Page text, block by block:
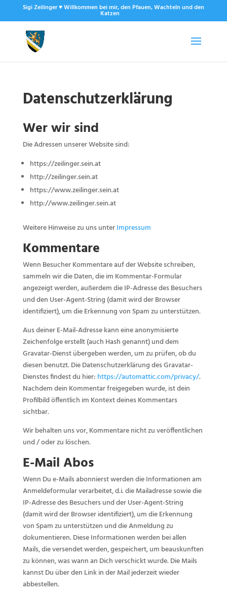
Sigi Zeilinger ♥ Willkommen bei mir, den Pfauen, Wachteln und den
Katzen
Datenschutzerklärung
Wer wir sind
Die Adressen unserer Website sind:
https://zeilinger.sein.at
http://zeilinger.sein.at
https://www.zeilinger.sein.at
http://www.zeilinger.sein.at
Weitere Hinweise zu uns unterImpressum
Kommentare
Wenn Besucher Kommentare auf der Website schreiben,
sammeln wir die Daten, die im Kommentar-Formular
angezeigt werden, außerdem die IP-Adresse des Besuchers
und den User-Agent-String (damit wird der Browser
identifiziert), um die Erkennung von Spam zu unterstützen.
Aus deiner E-Mail-Adresse kann eine anonymisierte
Zeichenfolge erstellt (auch Hash genannt) und dem
Gravatar-Dienst übergeben werden, um zu prüfen, ob du
diesen benutzt. Die Datenschutzerklärung des Gravatar-
Dienstes findest du hier: https://automattic.com/privacy/.
Nachdem dein Kommentar freigegeben wurde, ist dein
Profilbild öffentlich im Kontext deines Kommentars
sichtbar.
Wir behalten uns vor, Kommentare nicht zu veröffentlichen
und / oder zu löschen.
E-Mail Abos
Wenn Du e-Mails abonnierst werden die Informationen am
Anmeldeformular verarbeitet, d.i. die Mailadresse sowie die
IP-Adresse des Besuchers und der User-Agent-String
(damit wird der Browser identifiziert), um die Erkennung
von Spam zu unterstützen und die Anmeldung zu
dokumentieren. Diese Informationen werden bei allen
Mails, die versendet werden, gespeichert, um beauskunften
zu können, was wann an Dich verschickt wurde. Die Mails
kannst Du über den Link in der Mail jederzeit wieder
abbestellen.